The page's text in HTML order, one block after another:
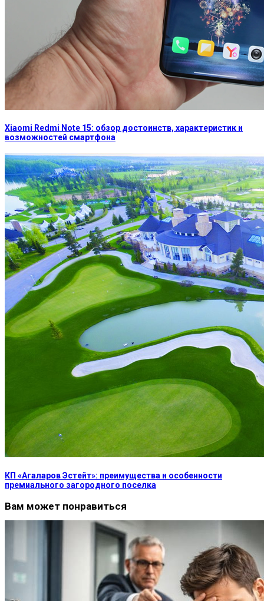
Xiaomi Redmi Note 15: обзор достоинств, характеристик и
возможностей смартфона
КП «Агаларов Эстейт»: преимущества и особенности
премиального загородного поселка
Вам может понравиться